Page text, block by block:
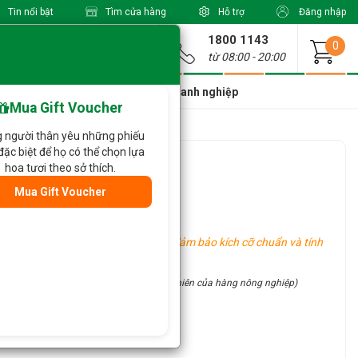
Tin nổi bật Tìm cửa hàng Hỗ trợ Đăng nhập
1800 1143
từ 08:00 - 20:00
0
Dành cho doanh nghiệp
vực khác nhau, tuy nhiên vẫn đảm bảo kích cỡ chuẩn và tính
(đặc điểm thủ công và tính chất tự nhiên của hàng nông nghiệp)
Mua Gift Voucher
người thân yêu những phiếu
biệt để họ có thể chọn lựa
hoa tươi theo sở thích.
Mua Gift Voucher